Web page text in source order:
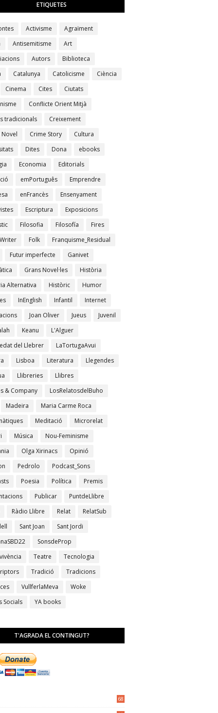
ETIQUETES
Activisme
Agraïment
Antisemitisme
Art
Autors
Biblioteca
Catalunya Catolicisme
Ciència
Cinema Cites
Ciutats
Conflicte Orient Mitjà
tradicionals
Creixement
Novel
Crime Story
Cultura
Dites Dona
ebooks
Economia
Editorials
emPortuguês
Emprendre
enFrancès
Ensenyament
Escriptura
Exposicions
Filosofia Filosofía
Fires
Folk
Franquisme_Residual
Futur imperfecte
Ganivet
Grans Novel·les
Història
Alternativa
Històric
Humor
InEnglish Infantil
Internet
Joan Oliver Jueus
Juvenil
Keanu
L'Alguer
del Llebrer
LaTortugaAvui
Lisboa Literatura
Llegendes
Llibreries
Llibres
& Company
LosRelatosdelBuho
Madeira
Maria Carme Roca
Meditació
Microrelat
Música
Nou-Feminisme
Olga Xirinacs
Opinió
Pedrolo
Podcast_Sons
Poesia Política
Premis
Publicar
PuntdeLlibre
Ràdio Llibre Relat
RelatSub
Sant Joan
Sant Jordi
SonsdeProp
Teatre
Tecnologia
Tradició
Tradicions
VullferlaMeva
Woke
Socials
YA books
T'AGRADA EL CONTINGUT?
68